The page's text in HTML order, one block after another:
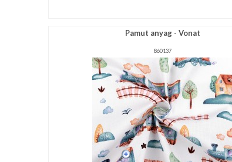
Pamut anyag - Vonat
860137